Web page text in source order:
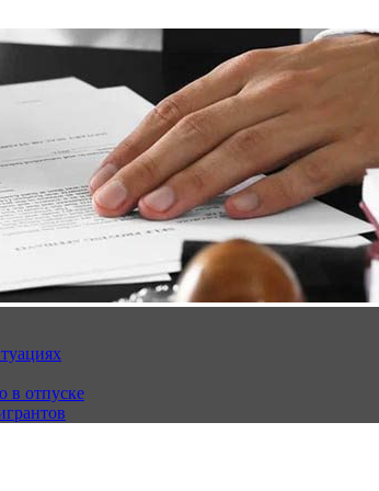
в отпуске